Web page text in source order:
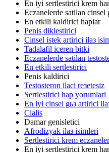
En iyi sertlestirici krem
Eczanelerde satilan cinsel
En etkili kaldirici haplar
Penis diklestirici
Cinsel istek artirici ilaз
Tadalafil iceren bitki
Eczanelerde satilan
En etkili sertlestirici
Penis kaldirici
Testosteron ilaci reзetesiz
Sertlestirici hap yorumlari
En iyi cinsel gьз artirici
Cialis
Damar genisletici
Afrodizyak ilaз isimleri
Sertlestirici krem
En iyi sertlestirici krem